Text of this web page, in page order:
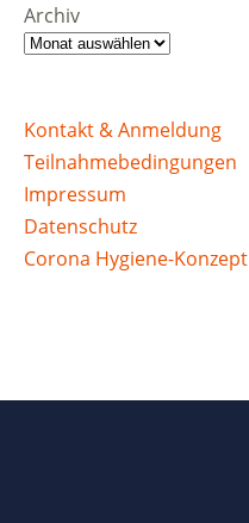
Archiv
Kontakt & Anmeldung
Teilnahmebedingungen
Impressum
Datenschutz
Corona Hygiene-Konzept